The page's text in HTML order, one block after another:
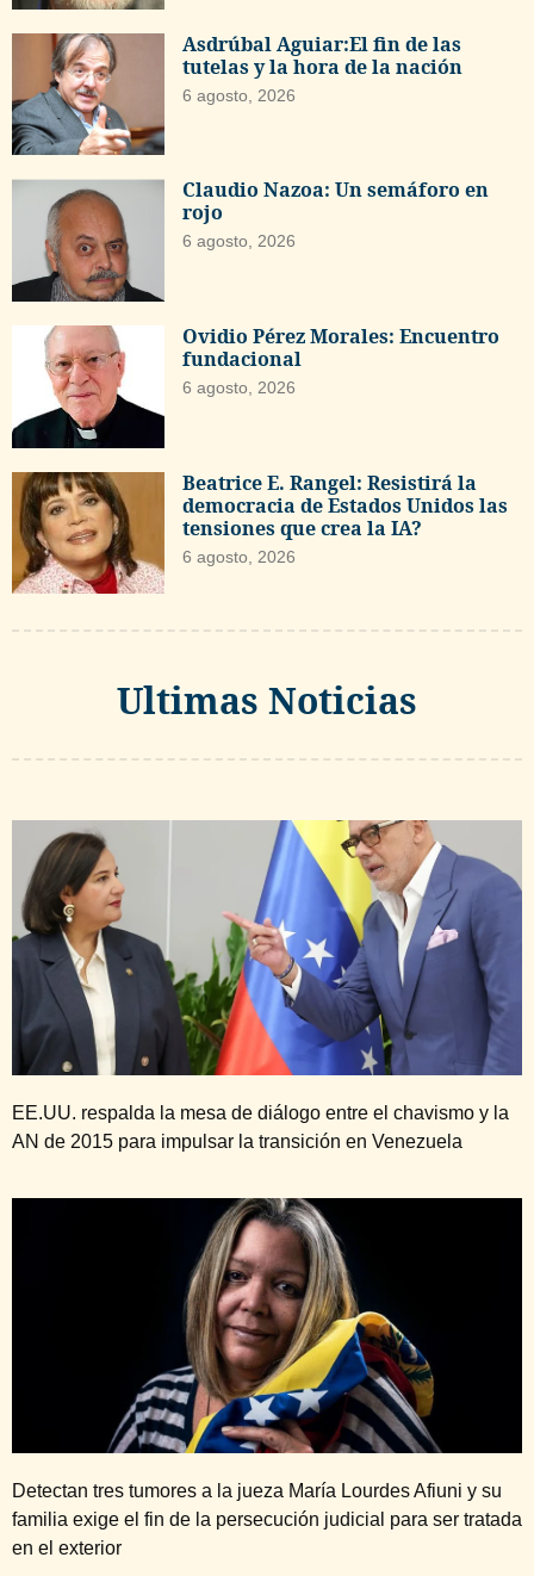
Asdrúbal Aguiar:El fin de las
tutelas y la hora de la nación
6 agosto, 2026
Claudio Nazoa: Un semáforo en
rojo
6 agosto, 2026
Ovidio Pérez Morales: Encuentro
fundacional
6 agosto, 2026
Beatrice E. Rangel: Resistirá la
democracia de Estados Unidos las
tensiones que crea la IA?
6 agosto, 2026
Ultimas Noticias
EE.UU. respalda la mesa de diálogo entre el chavismo y la
AN de 2015 para impulsar la transición en Venezuela
Detectan tres tumores a la jueza María Lourdes Afiuni y su
familia exige el fin de la persecución judicial para ser tratada
en el exterior